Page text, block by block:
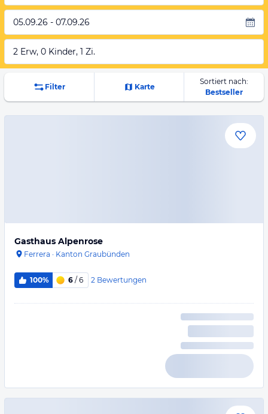
05.09.26 - 07.09.26
2 Erw, 0 Kinder, 1 Zi.
Filter Karte
Sortiert nach:
Bestseller
Gasthaus Alpenrose
Ferrera · Kanton Graubünden
100% 6 / 6 2 Bewertungen